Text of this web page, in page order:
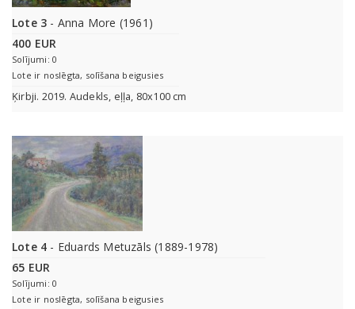
Lote 3 - Anna More (1961)
400 EUR
Solījumi: 0
Lote ir noslēgta, solīšana beigusies
Ķirbji. 2019. Audekls, eļļa, 80x100 cm
Lote 4 - Eduards Metuzāls (1889-1978)
65 EUR
Solījumi: 0
Lote ir noslēgta, solīšana beigusies